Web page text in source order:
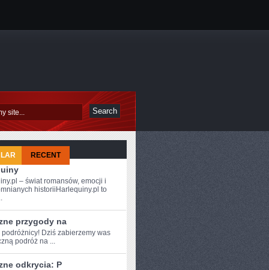
RECENT
– świat romansów, emocji i
historiiHarlequiny.pl to
przygody na
podróżnicy!​ Dziś zabierzemy⁣ was
podróż na ...
odkrycia: P